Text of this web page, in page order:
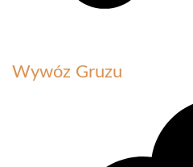
Wywóz Gruzu